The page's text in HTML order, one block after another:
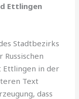
Ettlingen
Stadtbezirks
Ettlingen in der
Text
dass